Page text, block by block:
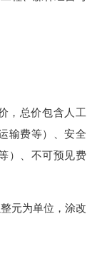
总价包含人工
输费等）、安全
）、不可预见费
元为单位，涂改